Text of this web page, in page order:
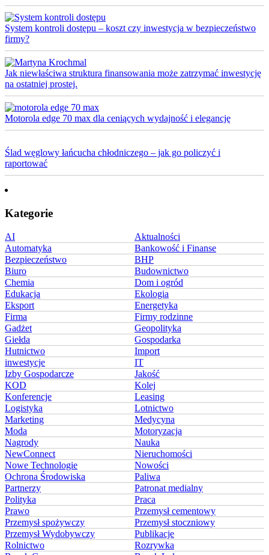
System kontroli dostępu – koszt czy inwestycja w bezpieczeństwo
firmy?
Jak niewłaściwa struktura finansowania może zatrzymać inwestycję
na ostatniej prostej.
Motorola edge 70 max dla ceniących wydajność i elegancję
Ślad węglowy łańcucha chłodniczego – jak go policzyć i
raportować
Kategorie
AI
Aktualności
Automatyka
Bankowość i Finanse
Bezpieczeństwo
BHP
Biuro
Budownictwo
Chemia
Dom i ogród
Edukacja
Ekologia
Eksport
Energetyka
Firma
Firmy rodzinne
Gadżet
Geopolityka
Giełda
Gospodarka
Hutnictwo
Import
inwestycje
IT
Izby Gospodarcze
Jakość
KOD
Kolej
Konferencje
Leasing
Logistyka
Lotnictwo
Marketing
Medycyna
Moda
Motoryzacja
Nagrody
Nauka
NewConnect
Nieruchomości
Nowe Technologie
Nowości
Ochrona Środowiska
Paliwa
Partnerzy
Patronat medialny
Polityka
Praca
Prawo
Przemysł cementowy
Przemysł spożywczy
Przemysł stoczniowy
Przemysł Wydobywczy
Publikacje
Rolnictwo
Rozrywka